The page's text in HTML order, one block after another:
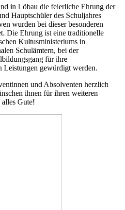
in Löbau die feierliche Ehrung der
Hauptschüler des Schuljahres
wurden bei dieser besonderen
Die Ehrung ist eine traditionelle
Kultusministeriums in
Schulämtern, bei der
für ihre
Leistungen gewürdigt werden.
und Absolventen herzlich
ihnen für ihren weiteren
Gute!